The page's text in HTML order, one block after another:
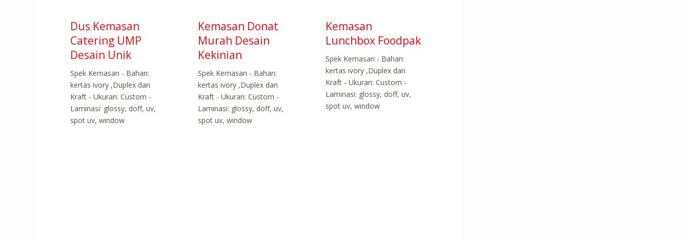
Dus Kemasan
Catering UMP
Desain Unik
Spek Kemasan - Bahan:
kertas ivory ,Duplex dan
Kraft - Ukuran: Custom -
Laminasi: glossy, doff, uv,
spot uv, window
Kemasan Donat
Murah Desain
Kekinian
Spek Kemasan - Bahan:
kertas ivory ,Duplex dan
Kraft - Ukuran: Custom -
Laminasi: glossy, doff, uv,
spot uv, window
Kemasan
Lunchbox Foodpak
Spek Kemasan - Bahan:
kertas ivory ,Duplex dan
Kraft - Ukuran: Custom -
Laminasi: glossy, doff, uv,
spot uv, window